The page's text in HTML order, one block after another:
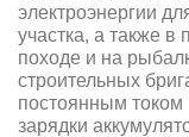
электроэнергии
участка, а также
походе и на
строительных
постоянным током
зарядки